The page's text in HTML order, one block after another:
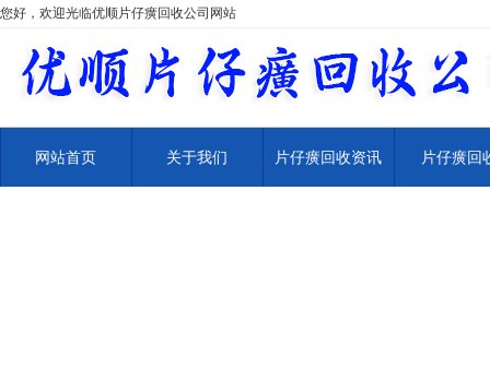
您好，欢迎光临优顺片仔癀回收公司网站
网站首页 关于我们 片仔癀回收资讯 片仔癀回